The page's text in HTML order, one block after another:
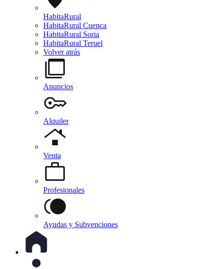
HabitaRural
HabitaRural Cuenca
HabitaRural Soria
HabitaRural Teruel
Volver atrás
Anuncios
Alquiler
Venta
Profesionales
Ayudas y Subvenciones